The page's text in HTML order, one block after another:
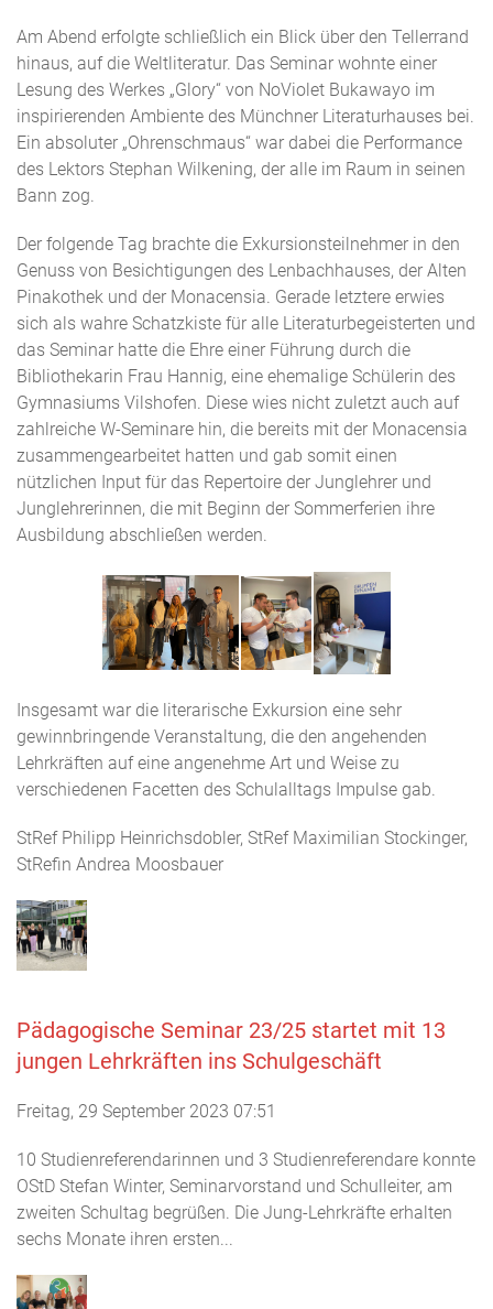
Am Abend erfolgte schließlich ein Blick über den Tellerrand
hinaus, auf die Weltliteratur. Das Seminar wohnte einer
Lesung des Werkes „Glory“ von NoViolet Bukawayo im
inspirierenden Ambiente des Münchner Literaturhauses bei.
Ein absoluter „Ohrenschmaus“ war dabei die Performance
des Lektors Stephan Wilkening, der alle im Raum in seinen
Bann zog.
Der folgende Tag brachte die Exkursionsteilnehmer in den
Genuss von Besichtigungen des Lenbachhauses, der Alten
Pinakothek und der Monacensia. Gerade letztere erwies
sich als wahre Schatzkiste für alle Literaturbegeisterten und
das Seminar hatte die Ehre einer Führung durch die
Bibliothekarin Frau Hannig, eine ehemalige Schülerin des
Gymnasiums Vilshofen. Diese wies nicht zuletzt auch auf
zahlreiche W-Seminare hin, die bereits mit der Monacensia
zusammengearbeitet hatten und gab somit einen
nützlichen Input für das Repertoire der Junglehrer und
Junglehrerinnen, die mit Beginn der Sommerferien ihre
Ausbildung abschließen werden.
Insgesamt war die literarische Exkursion eine sehr
gewinnbringende Veranstaltung, die den angehenden
Lehrkräften auf eine angenehme Art und Weise zu
verschiedenen Facetten des Schulalltags Impulse gab.
StRef Philipp Heinrichsdobler, StRef Maximilian Stockinger,
StRefin Andrea Moosbauer
Pädagogische Seminar 23/25 startet mit 13
jungen Lehrkräften ins Schulgeschäft
Freitag, 29 September 2023 07:51
10 Studienreferendarinnen und 3 Studienreferendare konnte
OStD Stefan Winter, Seminarvorstand und Schulleiter, am
zweiten Schultag begrüßen. Die Jung-Lehrkräfte erhalten
sechs Monate ihren ersten...